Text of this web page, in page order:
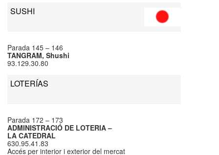
SUSHI
Parada 145 – 146
TANGRAM, Shushi
93.129.30.80
LOTERÍAS
Parada 172 – 173
ADMINISTRACIÓ DE LOTERIA –
LA CATEDRAL
630.95.41.83
Accés per interior i exterior del mercat